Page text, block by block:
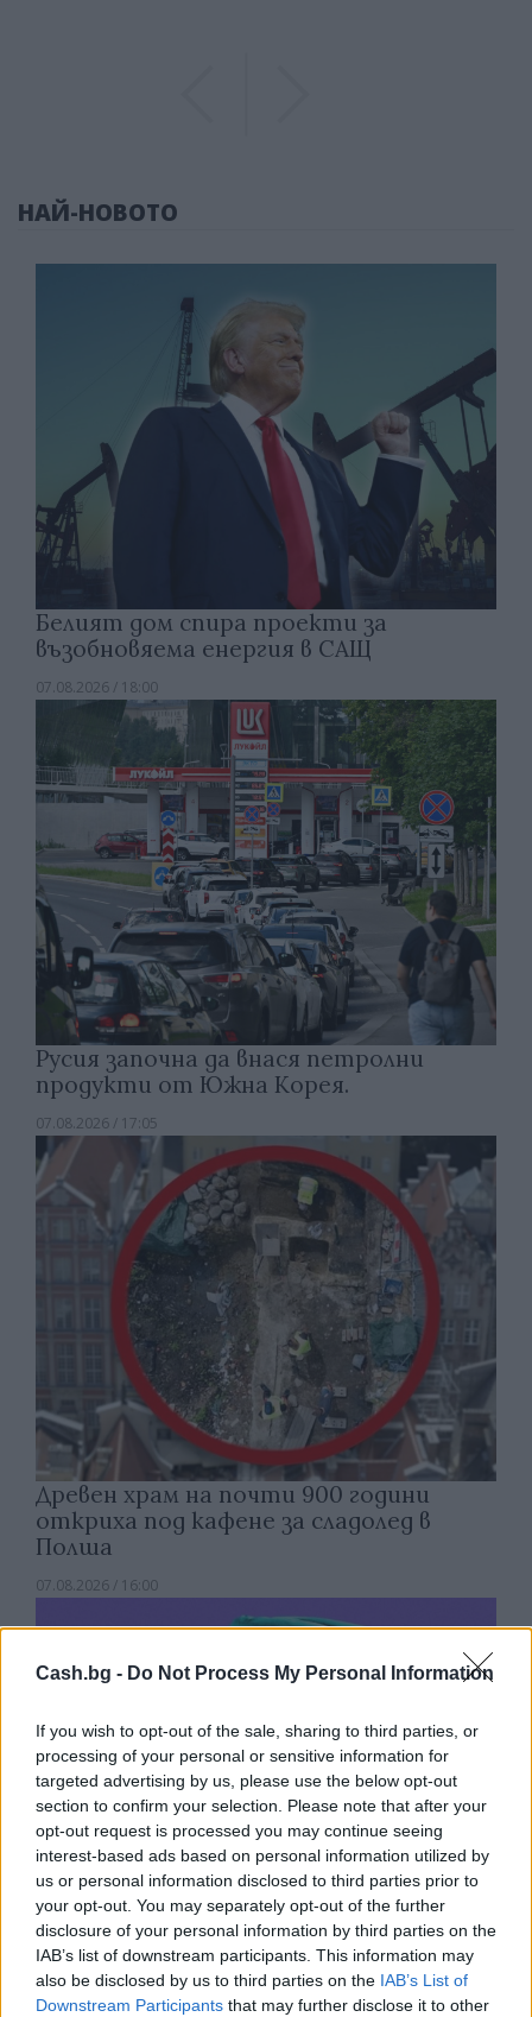
Cash.bg - Do Not Process My Personal Information
If you wish to opt-out of the sale, sharing to third parties, or
processing of your personal or sensitive information for
targeted advertising by us, please use the below opt-out
section to confirm your selection. Please note that after your
opt-out request is processed you may continue seeing
interest-based ads based on personal information utilized by
us or personal information disclosed to third parties prior to
your opt-out. You may separately opt-out of the further
disclosure of your personal information by third parties on the
IAB’s list of downstream participants. This information may
also be disclosed by us to third parties on the IAB’s List of
Downstream Participants that may further disclose it to other
НАЙ-НОВОТО
Белият дом спира проекти за
възобновяема енергия в САЩ
07.08.2026 / 18:00
Русия започна да внася петролни
продукти от Южна Корея.
07.08.2026 / 17:05
Древен храм на почти 900 години
откриха под кафене за сладолед в
Полша
07.08.2026 / 16:00
Изкуствен интелект за първи път
създаде нови жизнеспособни вируси